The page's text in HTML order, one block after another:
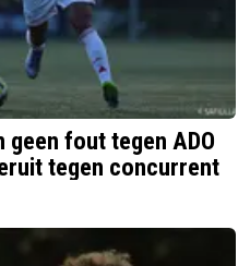
geen fout tegen ADO
tegen concurrent